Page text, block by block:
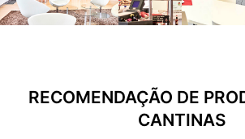
RECOMENDAÇÃO DE
CANTINAS